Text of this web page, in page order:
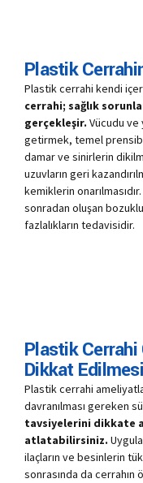
Plastik
Plastik cerrahi kendi
cerrahi; sağlık
gerçekleşir. Vücudu ve
getirmek, temel
damar ve sinirlerin
uzuvların geri
kemiklerin
sonradan oluşan
fazlalıkların tedavisidir.
Plastik Cerrahi
Dikkat
Plastik cerrahi
davranılması gereken
tavsiyelerini dikkate
atlatabilirsiniz.
ilaçların ve besinlerin
sonrasında da cerrahın